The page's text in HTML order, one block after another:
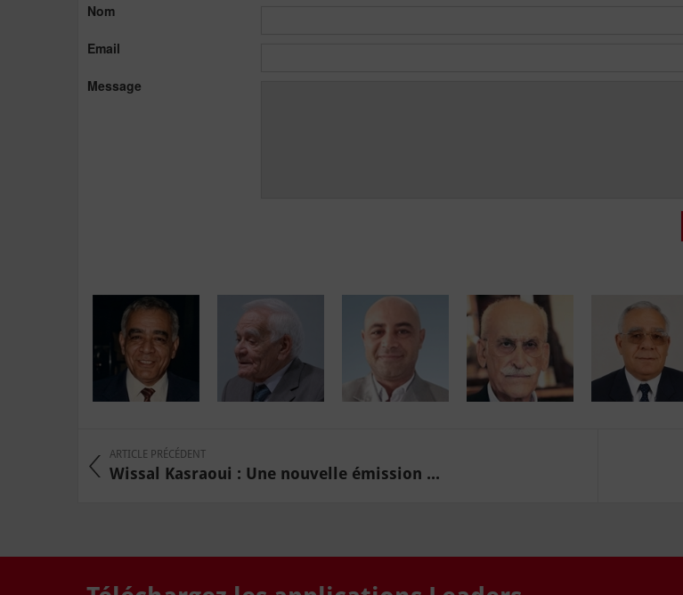
Nom
Email
Message
ARTICLE PRÉCÉDENT
Wissal Kasraoui : Une nouvelle émission ...